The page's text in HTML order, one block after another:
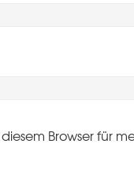
Browser für